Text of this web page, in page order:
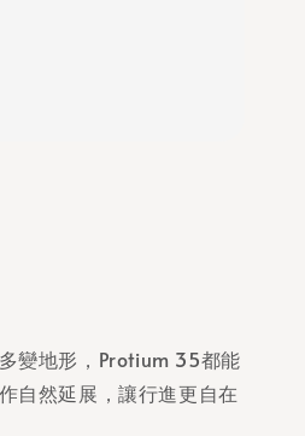
變地形，Protium 35都能
自然延展，讓行進更自在